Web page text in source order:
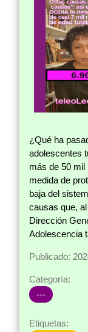
¿Qué ha
adolescentes
más de 50 mil
medida de
baja del
causas que,
Dirección
Adolescencia
Publicado:
Categoría:
---
Etiquetas: